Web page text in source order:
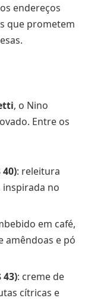
endereços
que prometem
, o Nino
Entre os
: releitura
inspirada no
em café,
amêndoas e pó
43): creme de
cítricas e